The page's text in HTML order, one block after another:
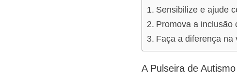
Sensibilize e ajude
Promova a inclusão
Faça a diferença na
A Pulseira de